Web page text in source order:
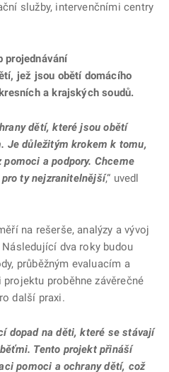
služby, intervenčními centry
projednávání
jež jsou obětí domácího
a krajských soudů.
dětí, které jsou obětí
Je důležitým krokem k tomu,
a podpory. Chceme
ty nejzranitelnější,“ uvedl
na rešerše, analýzy a vývoj
dva roky budou
průběžným evaluacím a
proběhne závěrečné
další praxi.
dopad na děti, které se stávají
Tento projekt přináší
pomoci a ochrany dětí, což